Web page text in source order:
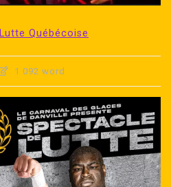
Lutte Québécoise
1 092 word